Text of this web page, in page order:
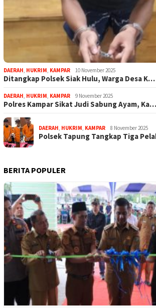
DAERAH, HUKRIM, KAMPAR 10 November 2025
Ditangkap Polsek Siak Hulu, Warga Desa K…
DAERAH, HUKRIM, KAMPAR 9 November 2025
Polres Kampar Sikat Judi Sabung Ayam, Ka…
DAERAH, HUKRIM, KAMPAR 8 November 2025
Polsek Tapung Tangkap Tiga
BERITA POPULER